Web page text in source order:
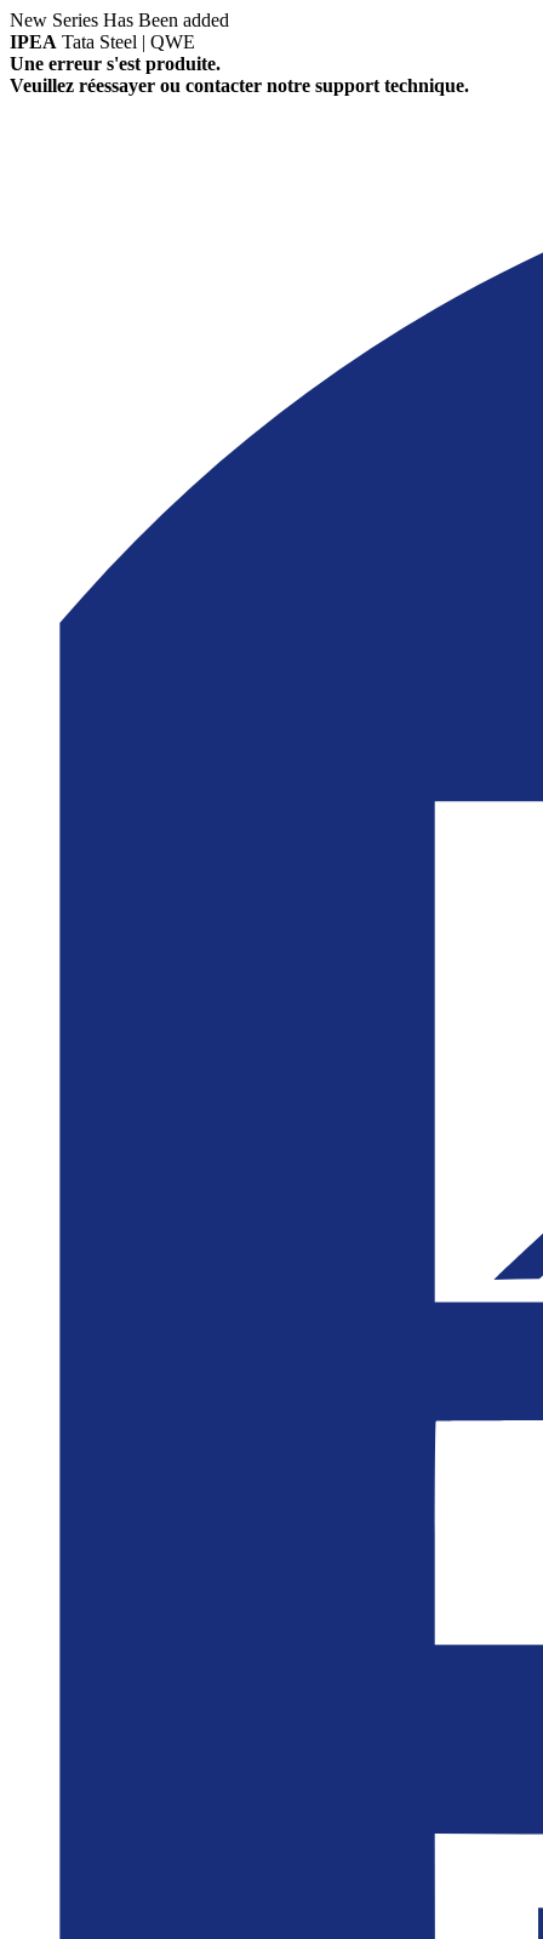
New Series Has Been added
IPEA Tata Steel | QWE
Une erreur s'est produite.
Veuillez réessayer ou contacter notre support technique.